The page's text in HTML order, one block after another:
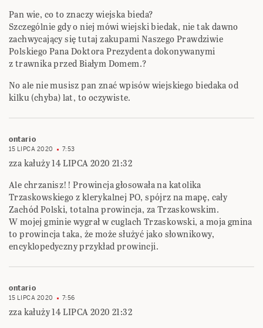
Pan wie, co to znaczy wiejska bieda?
Szczególnie gdy o niej mówi wiejski biedak, nie tak dawno
zachwycający się tutaj zakupami Naszego Prawdziwie
Polskiego Pana Doktora Prezydenta dokonywanymi
z trawnika przed Białym Domem.?
No ale nie musisz pan znać wpisów wiejskiego biedaka od
kilku (chyba) lat, to oczywiste.
ontario
15 LIPCA 2020 7:53
zza kałuży 14 LIPCA 2020 21:32
Ale chrzanisz!! Prowincja głosowała na katolika
Trzaskowskiego z klerykalnej PO, spójrz na mapę, cały
Zachód Polski, totalna prowincja, za Trzaskowskim.
W mojej gminie wygrał w cuglach Trzaskowski, a moja gmina
to prowincja taka, że może służyć jako słownikowy,
encyklopedyczny przykład prowincji.
ontario
15 LIPCA 2020 7:56
zza kałuży 14 LIPCA 2020 21:32